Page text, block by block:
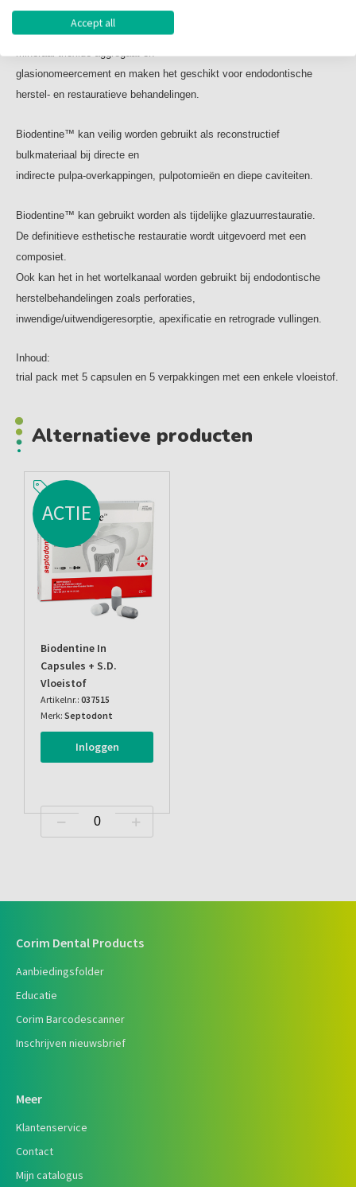
De mechanische eigenschappen van Biodentine™ vervangen die van
mineraal trioxide aggregaat en
glasionomeercement en maken het geschikt voor endodontische
herstel- en restauratieve behandelingen.
Biodentine™ kan veilig worden gebruikt als reconstructief
bulkmateriaal bij directe en
indirecte pulpa-overkappingen, pulpotomieën en diepe caviteiten.
Biodentine™ kan gebruikt worden als tijdelijke glazuurrestauratie.
De definitieve esthetische restauratie wordt uitgevoerd met een
composiet.
Ook kan het in het wortelkanaal worden gebruikt bij endodontische
herstelbehandelingen zoals perforaties,
inwendige/uitwendigeresorptie, apexificatie en retrograde vullingen.
Inhoud:
trial pack met 5 capsulen en 5 verpakkingen met een enkele vloeistof.
Alternatieve producten
ACTIE
Biodentine In
Capsules + S.d.
Vloeistof
Artikelnr.: 037515
Merk: Septodont
Inloggen
Corim Dental Products
Aanbiedingsfolder
Educatie
Corim Barcodescanner
Inschrijven nieuwsbrief
Meer
Klantenservice
Contact
Mijn catalogus
Accept all